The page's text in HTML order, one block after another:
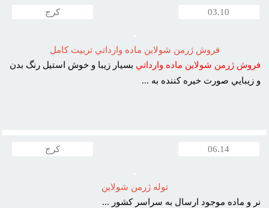
03.10 کرج
فروش ژرمن شولاين ماده وارداتي تربيت کامل
فروش ژرمن شولاين ماده وارداتي بسيار زيبا و خوش استيل رنگ بدن
و زيبايي صورت خيره کننده به ...
06.14 کرج
توله ژرمن شولاين
نر و ماده موجود ارسال به سراسر کشور ...